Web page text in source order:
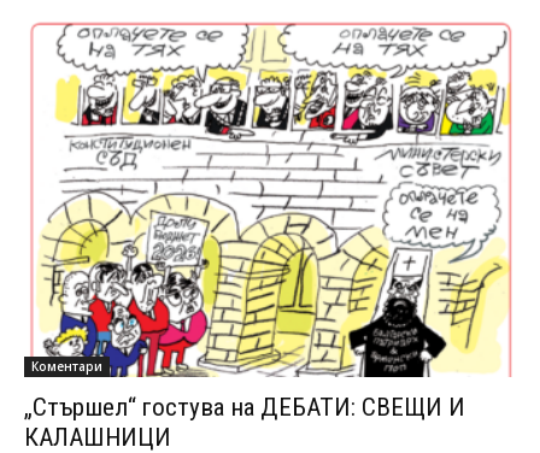
Коментари
„Стършел“ гостува на ДЕБАТИ: СВЕЩИ И
КАЛАШНИЦИ